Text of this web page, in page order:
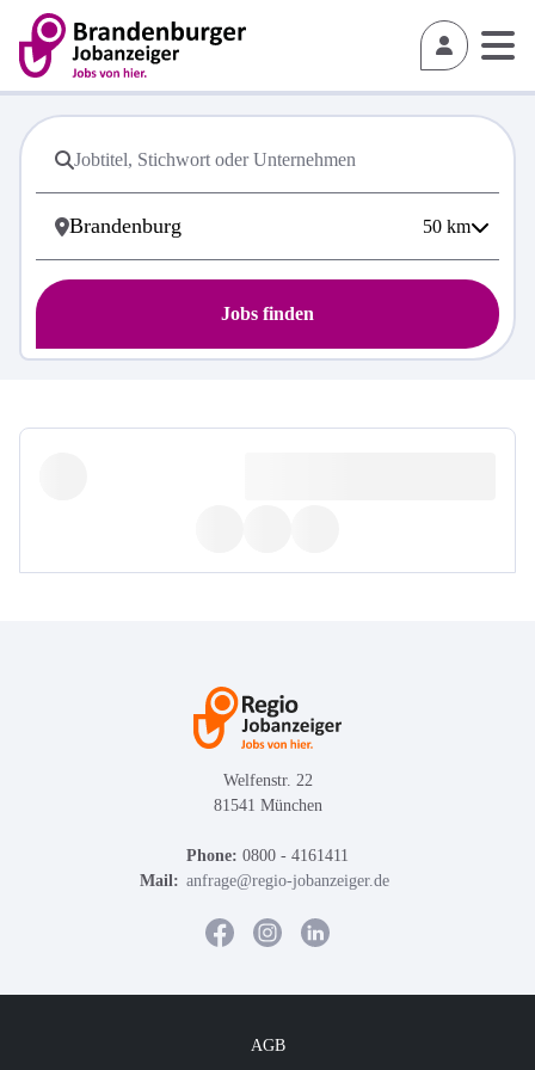
50 km
Jobs finden
Welfenstr. 22
81541 München
Phone: 0800 - 4161411
Mail: anfrage@regio-jobanzeiger.de
AGB